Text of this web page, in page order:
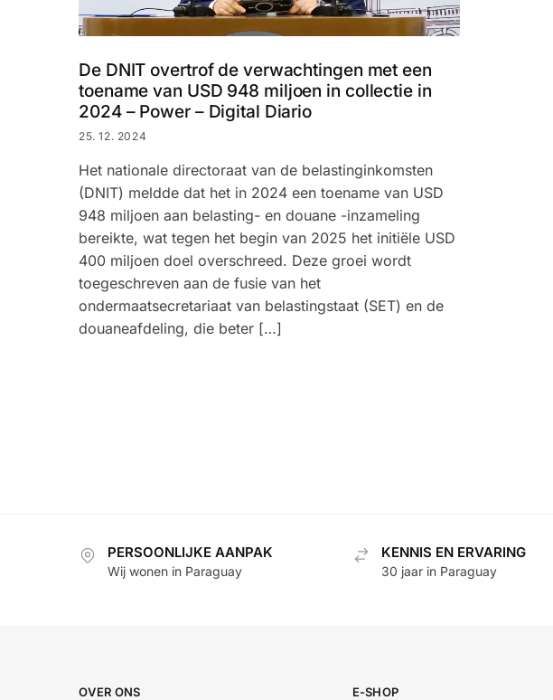
De DNIT overtrof de verwachtingen met een
toename van USD 948 miljoen in collectie in
2024 – Power – Digital Diario
25. 12. 2024
Het nationale directoraat van de belastinginkomsten
(DNIT) meldde dat het in 2024 een toename van USD
948 miljoen aan belasting- en douane -inzameling
bereikte, wat tegen het begin van 2025 het initiële USD
400 miljoen doel overschreed. Deze groei wordt
toegeschreven aan de fusie van het
ondermaatsecretariaat van belastingstaat (SET) en de
douaneafdeling, die beter […]
PERSOONLIJKE AANPAK
Wij wonen in Paraguay
KENNIS EN ERVARING
30 jaar in Paraguay
OVER ONS E-SHOP